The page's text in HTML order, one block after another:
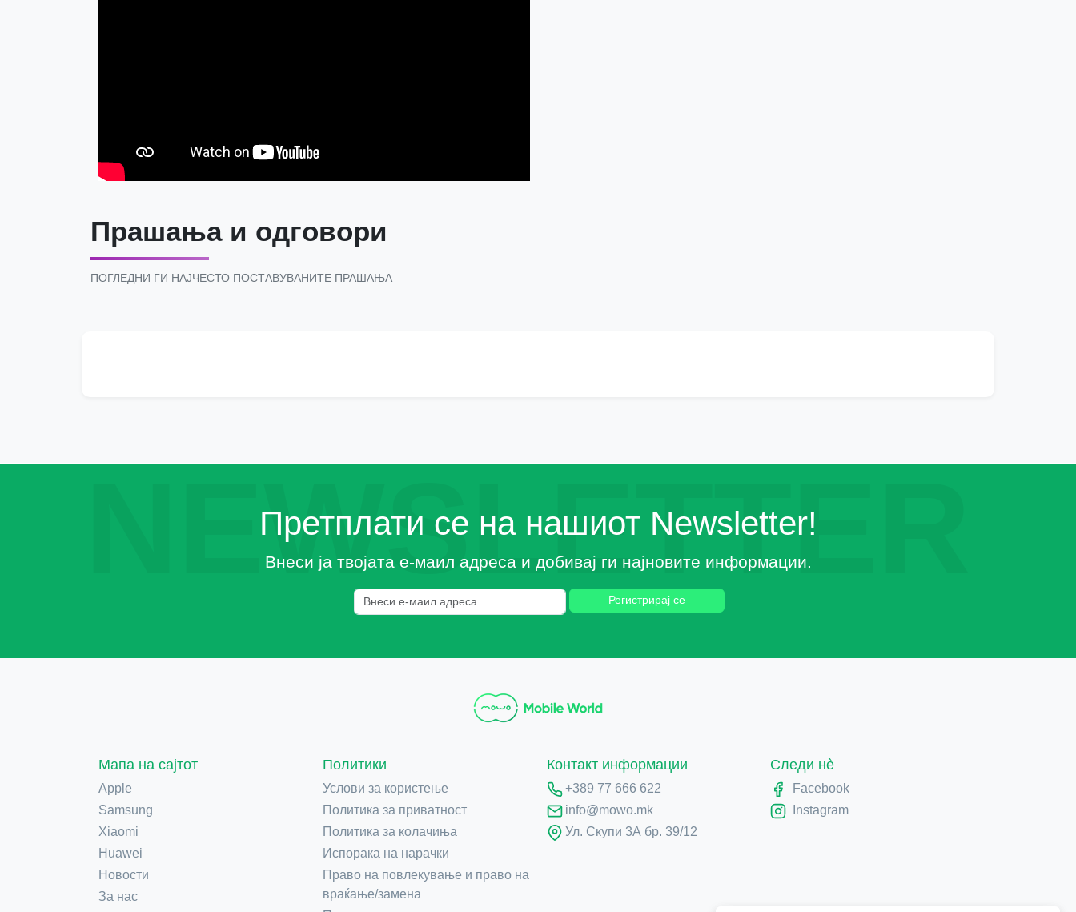
Прашања и одговори
ПОГЛЕДНИ ГИ НАЈЧЕСТО ПОСТАВУВАНИТЕ ПРАШАЊА
NEWSLETTER
Претплати се на нашиот Newsletter!
Внеси ја твојата е-маил адреса и добивај ги најновите информации.
Регистрирај се
Мапа на сајтот
Apple
Samsung
Xiaomi
Huawei
Новости
За нас
Политики
Услови за користење
Политика за приватност
Политика за колачиња
Испорака на нарачки
Право на повлекување и право на
враќање/замена
Контакт информации
+389 77 666 622
info@mowo.mk
Ул. Скупи 3А бр. 39/12
Следи нè
Facebook
Instagram